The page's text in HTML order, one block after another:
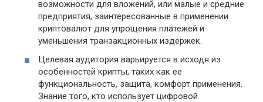
возможности для вложений, или малые и средние
предприятия, заинтересованные в применении
криптовалют для упрощения платежей и
уменьшения транзакционных издержек.
Целевая аудитория варьируется в исходя из
особенностей крипты, таких как ее
функциональность, защита, комфорт применения.
Знание того, кто использует цифровой